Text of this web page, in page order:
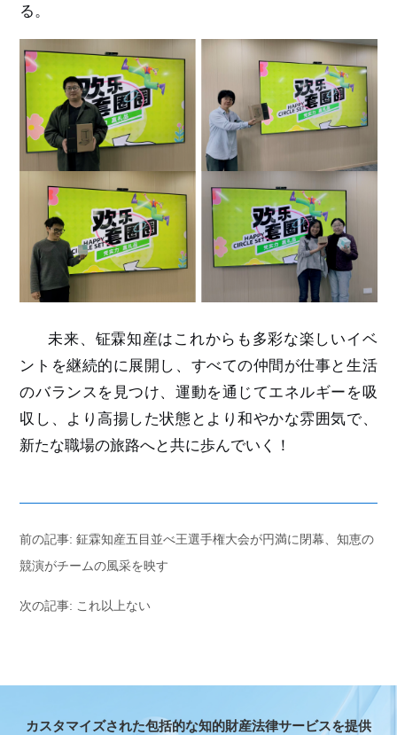
る 。
未来、钲霖知産はこれからも多彩な楽しいイベ
ントを継続的に展開し、すべての仲間が仕事と生活
のバランスを見つけ、運動を通じてエネルギーを吸
収し、より高揚した状態とより和やかな雰囲気で、
新たな職場の旅路へと共に歩んでい く ！
前の記事: 鉦霖知産五目並べ王選手権大会が円満に閉幕、知恵の
競演がチームの風采を映す
次の記事: これ以上ない
カスタマイズされた包括的な知的財産法律サービスを提供